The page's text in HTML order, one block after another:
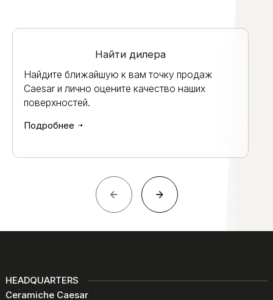
Найти дилера
Найдите ближайшую к вам точку продаж
Caesar и лично оцените качество наших
поверхностей.
Подробнее
HEADQUARTERS
Ceramiche Caesar